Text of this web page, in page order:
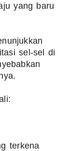
yang baru
sel-sel di
terkena